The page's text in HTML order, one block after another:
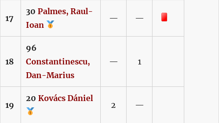
17
30 Palmes, Raul-
Ioan
— —
Piros lap
18
96
Constantinescu,
Dan-Marius
— 1
19
20 Kovács Dániel
2 —